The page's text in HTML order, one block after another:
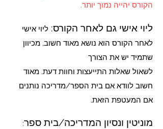
הקורס יהייה נמוך יותר.
ליוי אישי גם לאחר הקורס: ליוי אישי
לאחר הקורס הוא נושא מאוד חשוב, מכיוון
שתמיד יש את הצורך
לשאול שאלות התייעצות וחוות דעת. מאוד
חשוב לוודא אם בית הספר/מדריכה נותנים
אם המעטפת הזאת.
מוניטין ונסיון המדריכה/בית ספר: